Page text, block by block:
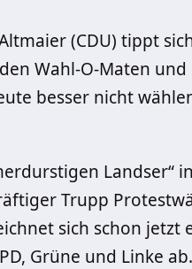
(CDU) tippt
Wahl-O-Maten
besser nicht
Landser“
Trupp
sich schon jetzt
Grüne und Linke ab.